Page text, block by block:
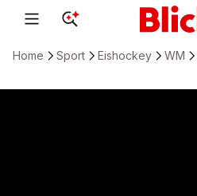
Home Sport Eishockey WM